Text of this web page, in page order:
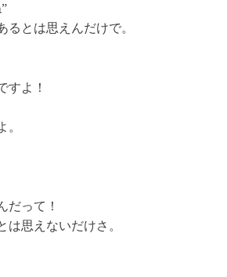
るとは思えんだけで。
すよ！
。
だって！
は思えないだけさ。